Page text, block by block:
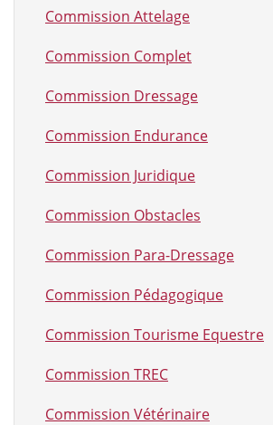
Commission Attelage
Commission Complet
Commission Dressage
Commission Endurance
Commission Juridique
Commission Obstacles
Commission Para-Dressage
Commission Pédagogique
Commission Tourisme Equestre
Commission TREC
Commission Vétérinaire